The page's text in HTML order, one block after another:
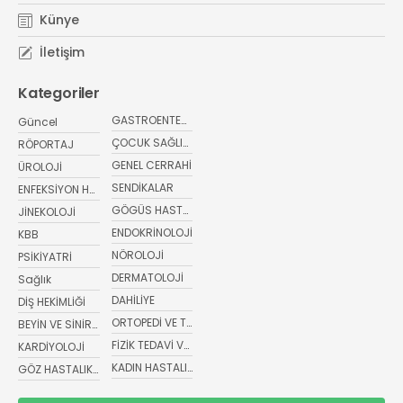
Künye
İletişim
Kategoriler
Güncel
RÖPORTAJ
ÜROLOJİ
ENFEKSİYON HASTALIKLARI
JİNEKOLOJİ
KBB
PSİKİYATRİ
Sağlık
DİŞ HEKİMLİĞİ
BEYİN VE SİNİR CERRAHİSİ
KARDİYOLOJİ
GÖZ HASTALIKLARI
GASTROENTEROLOJİ
ÇOCUK SAĞLIĞI VE HASTALIKLARI
GENEL CERRAHİ
SENDİKALAR
GÖGÜS HASTALIKLARI
ENDOKRİNOLOJİ
NÖROLOJİ
DERMATOLOJİ
DAHİLİYE
ORTOPEDİ VE TRAVMATOLOJİ
FİZİK TEDAVİ VE REHABİLİTASYON
KADIN HASTALIKLARI VE DOĞUM